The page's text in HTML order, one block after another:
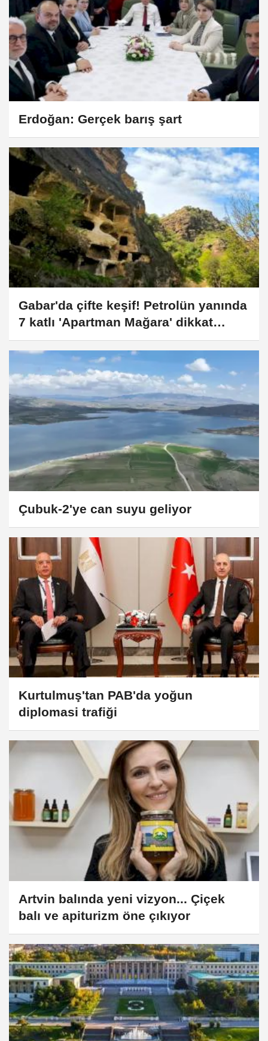
Erdoğan: Gerçek barış şart
Gabar'da çifte keşif! Petrolün yanında
7 katlı 'Apartman Mağara' dikkat
çekiyor
Çubuk-2'ye can suyu geliyor
Kurtulmuş'tan PAB'da yoğun
diplomasi trafiği
Artvin balında yeni vizyon... Çiçek
balı ve apiturizm öne çıkıyor